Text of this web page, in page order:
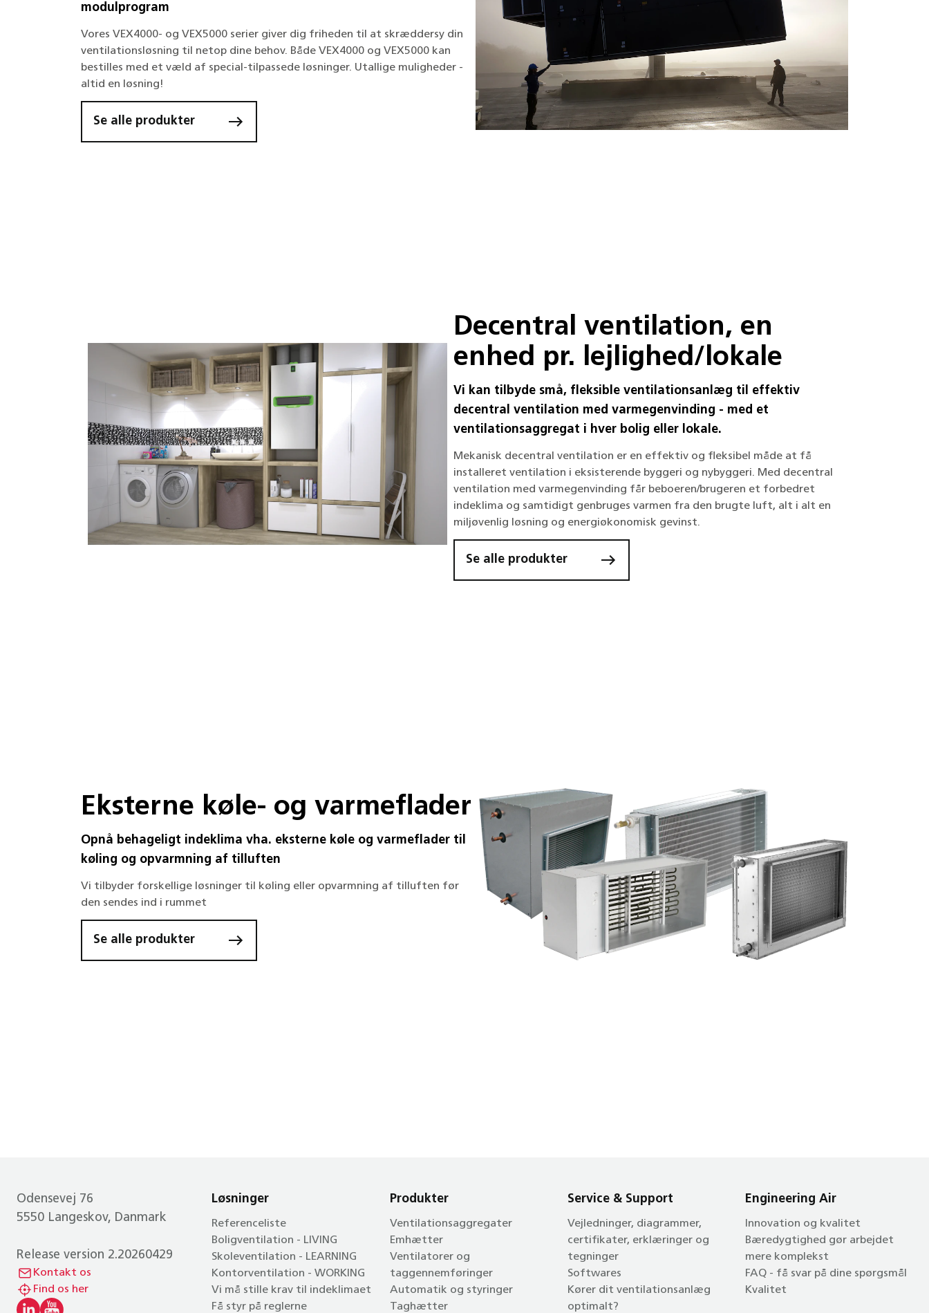
modulprogram
Vores VEX4000- og VEX5000 serier giver dig friheden til at skræddersy din
ventilationsløsning til netop dine behov. Både VEX4000 og VEX5000 kan
bestilles med et væld af special-tilpassede løsninger. Utallige muligheder -
altid en løsning!
Se alle produkter
Decentral ventilation, en
enhed pr. lejlighed/lokale
Vi kan tilbyde små, fleksible ventilationsanlæg til effektiv
decentral ventilation med varmegenvinding - med et
ventilationsaggregat i hver bolig eller lokale.
Mekanisk decentral ventilation er en effektiv og fleksibel måde at få
installeret ventilation i eksisterende byggeri og nybyggeri. Med decentral
ventilation med varmegenvinding får beboeren/brugeren et forbedret
indeklima og samtidigt genbruges varmen fra den brugte luft, alt i alt en
miljøvenlig løsning og energiøkonomisk gevinst.
Se alle produkter
Eksterne køle- og varmeflader
Opnå behageligt indeklima vha. eksterne køle og varmeflader til
køling og opvarmning af tilluften
Vi tilbyder forskellige løsninger til køling eller opvarmning af tilluften før
den sendes ind i rummet
Se alle produkter
Odensevej 76
5550 Langeskov, Danmark
Release version 2.20260429
Kontakt os
Find os her
Løsninger
Referenceliste
Boligventilation - LIVING
Skoleventilation - LEARNING
Kontorventilation - WORKING
Vi må stille krav til indeklimaet
Få styr på reglerne
Produkter
Ventilationsaggregater
Emhætter
Ventilatorer og
taggennemføringer
Automatik og styringer
Taghætter
Service & Support
Vejledninger, diagrammer,
certifikater, erklæringer og
tegninger
Softwares
Kører dit ventilationsanlæg
optimalt?
Engineering Air
Innovation og kvalitet
Bæredygtighed gør arbejdet
mere komplekst
FAQ - få svar på dine spørgsmål
Kvalitet